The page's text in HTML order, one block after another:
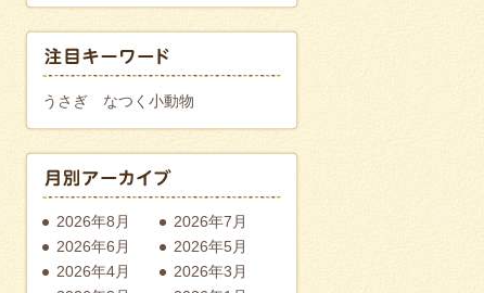
うさぎ なつく小動物
2026年8月
2026年7月
2026年6月
2026年5月
2026年4月
2026年3月